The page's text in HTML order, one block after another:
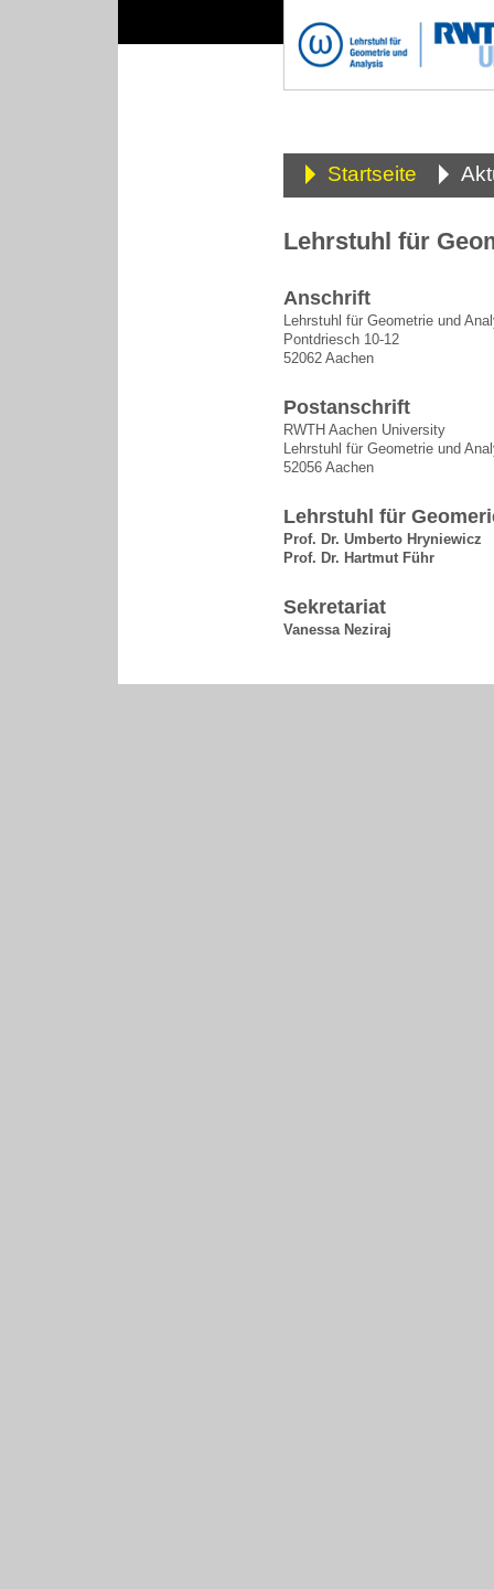
Startseite
Lehrstuhl für
Anschrift
Lehrstuhl für Geometrie und
Pontdriesch 10-12
52062 Aachen
Postanschrift
RWTH Aachen University
Lehrstuhl für Geometrie und
52056 Aachen
Lehrstuhl für
Prof. Dr. Umberto Hryniewicz
Prof. Dr. Hartmut Führ
Sekretariat
Vanessa Neziraj